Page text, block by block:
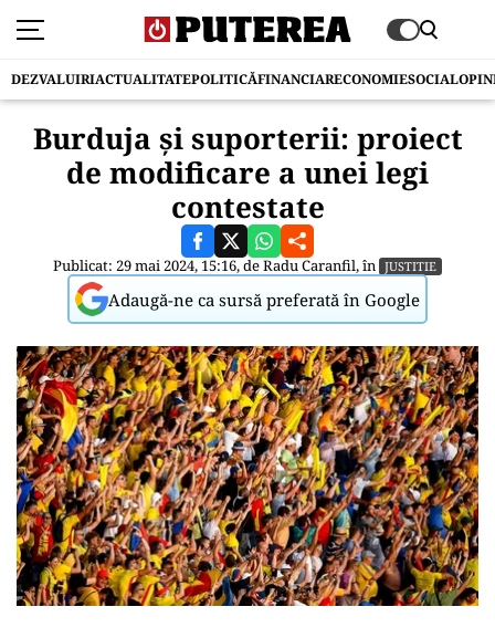
DEZVALUIRIACTUALITATEPOLITICĂFINANCIARECONOMIESOCIAL
Burduja și suporterii: proiect
de modificare a unei legi
contestate
Publicat: 29 mai 2024, 15:16, deRadu Caranfil, în JUSTITIE
Adaugă-ne ca sursă preferată în Google